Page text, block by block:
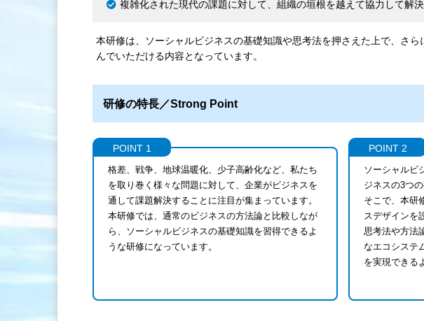
複雑化された現代の課題に対して、組織の垣根を越えて協力して解
本研修は、ソーシャルビジネスの基礎知識や思考法を押さえた上で、さ
んでいただける内容となっています。
研修の特長／Strong Point
POINT 1
格差、戦争、地球温暖化、少子高齢化など、私たち
を取り巻く様々な問題に対して、企業がビジネスを
通して課題解決することに注目が集まっています。
本研修では、通常のビジネスの方法論と比較しなが
ら、ソーシャルビジネスの基礎知識を習得できるよ
うな研修になっています。
POINT 2
ソーシャルビ
ジネスの3つ
そこで、本研
スデザインを
思考法や方法
なエコシステ
を実現できる